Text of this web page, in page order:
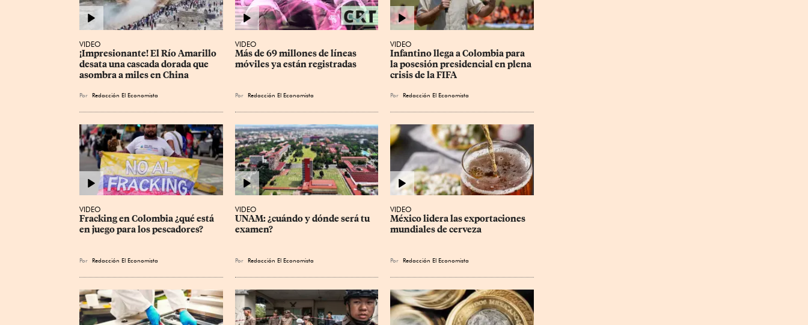
VIDEO
¡Impresionante! El Río Amarillo
desata una cascada dorada que
asombra a miles en China
Por Redacción El Economista
VIDEO
Más de 69 millones de líneas
móviles ya están registradas
Por Redacción El Economista
VIDEO
Infantino llega a Colombia para
la posesión presidencial en plena
crisis de la FIFA
Por Redacción El Economista
VIDEO
Fracking en Colombia ¿qué está
en juego para los pescadores?
Por Redacción El Economista
VIDEO
UNAM: ¿cuándo y dónde será tu
examen?
Por Redacción El Economista
VIDEO
México lidera las exportaciones
mundiales de cerveza
Por Redacción El Economista